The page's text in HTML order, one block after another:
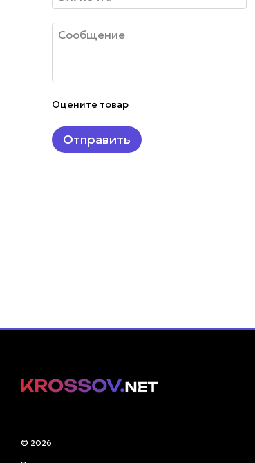
Оцените товар
Отправить
© 2026